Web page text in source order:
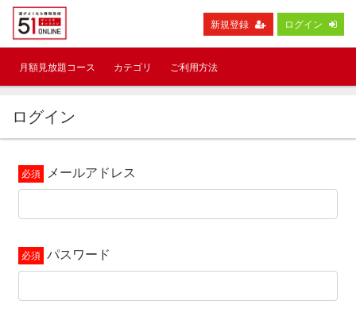
新規登録 ログイン
月額見放題コース カテゴリ ご利用方法
ログイン
メールアドレス
パスワード